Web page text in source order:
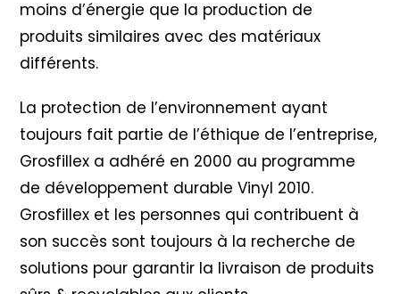
moins d’énergie que la production de
produits similaires avec des matériaux
différents.
La protection de l’environnement ayant
toujours fait partie de l’éthique de l’entreprise,
Grosfillex a adhéré en 2000 au programme
de développement durable Vinyl 2010.
Grosfillex et les personnes qui contribuent à
son succès sont toujours à la recherche de
solutions pour garantir la livraison de produits